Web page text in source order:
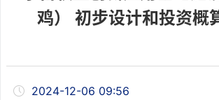
鸡） 初步设计和投资概
2024-12-06 09:56